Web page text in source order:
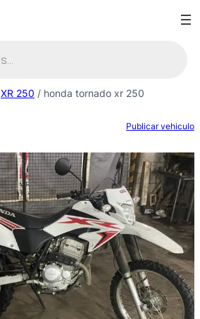
XR 250 / honda tornado xr 250
Publicar vehiculo